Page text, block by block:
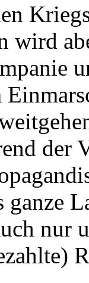
wird
der
ganze
nur